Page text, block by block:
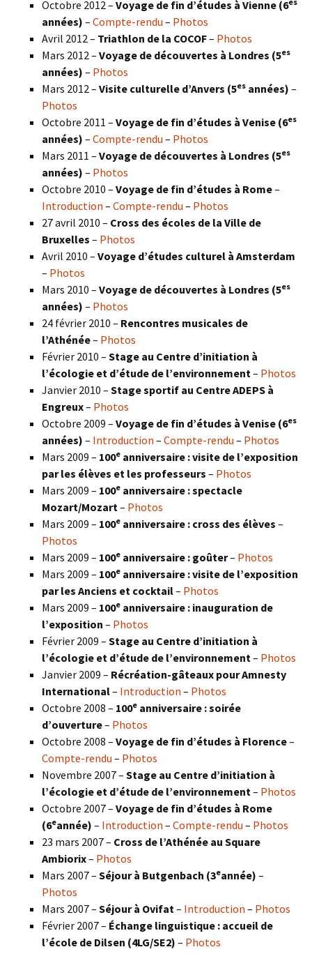
Octobre 2012 – Voyage de fin d’études à Vienne (6
années) – Compte-rendu – Photos
Avril 2012 – Triathlon de la COCOF– Photos
Mars 2012 – Voyage de découvertes à Londres (5es
années) – Photos
Mars 2012 – Visite culturelle d’Anvers (5es années) –
Photos
Octobre 2011 – Voyage de fin d’études à Venise (6es
années) – Compte-rendu – Photos
Mars 2011 – Voyage de découvertes à Londres (5es
années) – Photos
Octobre 2010 – Voyage de fin d’études à Rome–
Introduction – Compte-rendu – Photos
27 avril 2010 – Cross des écoles de la Ville de
Bruxelles – Photos
Avril 2010 – Voyage d’études culturel à Amsterdam
– Photos
Mars 2010 – Voyage de découvertes à Londres (5es
années) – Photos
24 février 2010 – Rencontres musicales de
l’Athénée– Photos
Février 2010 – Stage au Centre d’initiation à
l’écologie et d’étude de l’environnement – Photos
Janvier 2010 – Stage sportif au Centre ADEPS à
Engreux– Photos
Octobre 2009 – Voyage de fin d’études à Venise (6es
années) – Introduction – Compte-rendu – Photos
Mars 2009 – 100e anniversaire : visite de l’exposition
par les élèves et les professeurs – Photos
Mars 2009 – 100e anniversaire : spectacle
Mozart/Mozart – Photos
Mars 2009 – 100e anniversaire : cross des élèves –
Photos
Mars 2009 – 100e anniversaire : goûter– Photos
Mars 2009 – 100e anniversaire : visite de l’exposition
par les Anciens et cocktail– Photos
Mars 2009 – 100e anniversaire : inauguration de
l’exposition – Photos
Février 2009 – Stage au Centre d’initiation à
l’écologie et d’étude de l’environnement – Photos
Janvier 2009 – Récréation-gâteaux pour Amnesty
International– Introduction – Photos
Octobre 2008 – 100e anniversaire : soirée
d’ouverture– Photos
Octobre 2008 – Voyage de fin d’études à Florence–
Compte-rendu – Photos
Novembre 2007 – Stage au Centre d’initiation à
l’écologie et d’étude de l’environnement – Photos
Octobre 2007 – Voyage de fin d’études à Rome
(6eannée) – Introduction – Compte-rendu – Photos
23 mars 2007 – Cross de l’Athénée au Square
Ambiorix– Photos
Mars 2007 – Séjour à Butgenbach (3eannée) –
Photos
Mars 2007 – Séjour à Ovifat – Introduction – Photos
Février 2007 – Échange linguistique : accueil de
l’école de Dilsen (4LG/SE2) – Photos